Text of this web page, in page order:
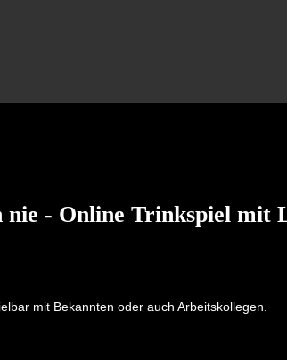
nie - Online Trinkspiel mit
mit Bekannten oder auch Arbeitskollegen.